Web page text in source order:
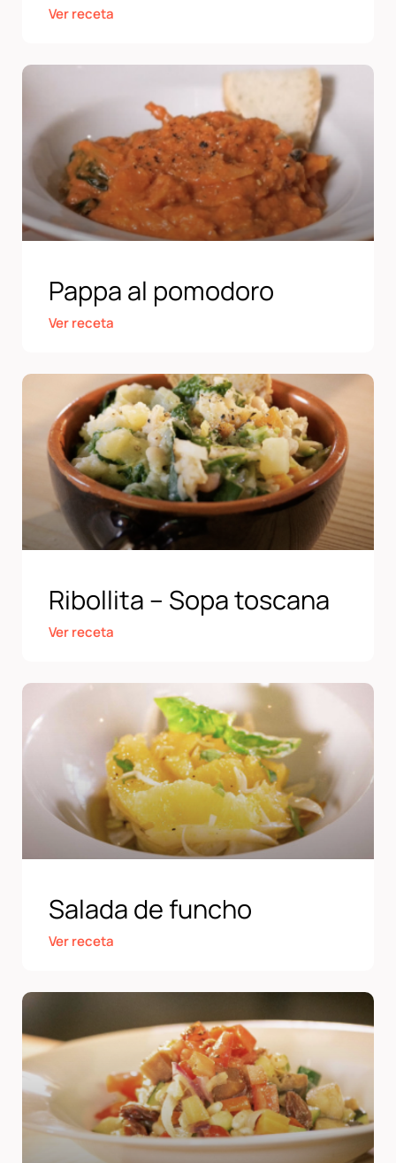
Ver receta
Pappa al pomodoro
Ver receta
Ribollita – Sopa toscana
Ver receta
Salada de funcho
Ver receta